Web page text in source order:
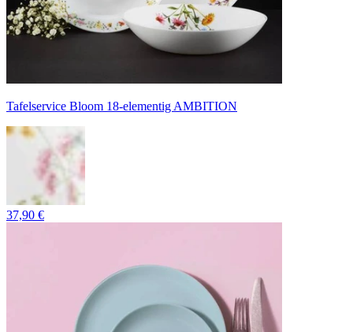
Tafelservice Bloom 18-elementig AMBITION
37,90 €